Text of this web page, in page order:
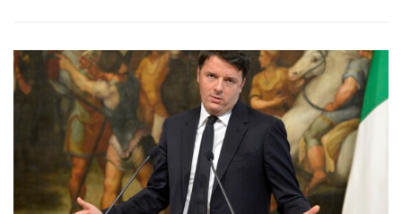
acquirenti, l'articolo 12, comma 6 della Legge 40 del
2004 (tuttora in vigore) chi…